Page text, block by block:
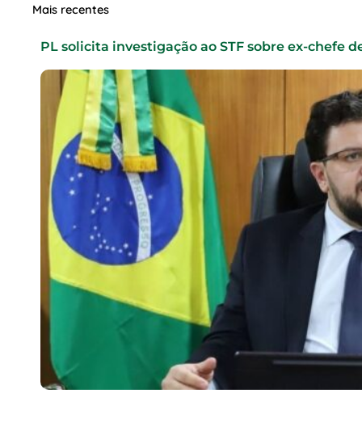
Mais recentes
PL solicita investigação ao STF sobre ex-chefe